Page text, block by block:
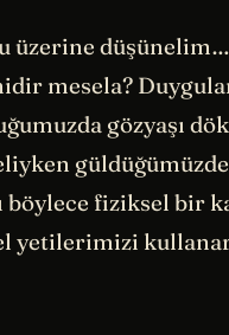
üzerine
mesela?
gözyaşı
böylece fiziksel bir
yetilerimizi